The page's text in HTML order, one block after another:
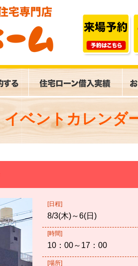
イベントカレンダ
[日程]
8/3(木)～6(日)
[時間]
10：00～17：00
[場所]